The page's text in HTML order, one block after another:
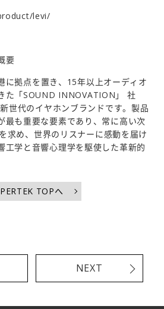
levi/
要
に拠点を置き、15年以上オーディオ
た「SOUND INNOVATION」 社
世代のイヤホンブランドです。製品
最も重要な要素であり、常に高い次
求め、世界のリスナーに感動を届け
工学と音響心理学を駆使した革新的
TOPへ
NEXT